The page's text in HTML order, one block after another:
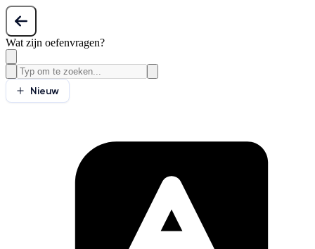
Wat zijn oefenvragen?
Nieuw